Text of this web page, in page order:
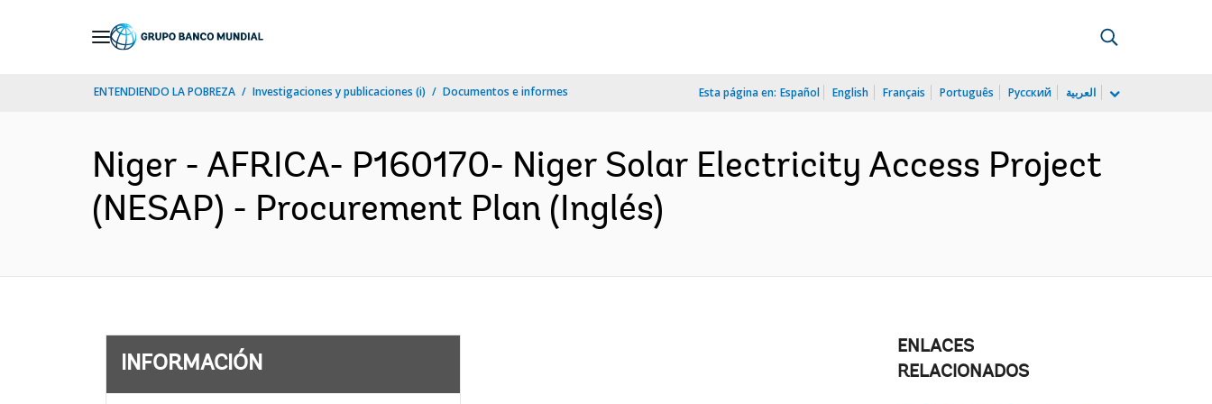
ENTENDIENDO LA POBREZA Investigaciones y publicaciones (i) Documentos e informes Esta página en: Español English Français Português Русский العربية
Niger - AFRICA- P160170- Niger Solar Electricity Access Project
(NESAP) - Procurement Plan (Inglés)
INFORMACIÓN
ENLACES
RELACIONADOS